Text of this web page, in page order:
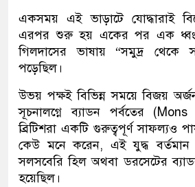
একসময় এই ভাড়াটে যোদ্ধারাই
এরপর শুরু হয় একের পর এক
গিলদাসের ভাষায় “সমুদ্র থেকে
পড়েছিল।
উভয় পক্ষই বিভিন্ন সময়ে বিজয়
সূচনালগ্নে ব্যাডন পর্বতের
ব্রিটিশরা একটি গুরুত্বপূর্ণ সাফল্যও
কেউ মনে করেন, এই যুদ্ধ বর্তমান
সলসবেরি হিল অথবা ডরসেটের
হয়েছিল।